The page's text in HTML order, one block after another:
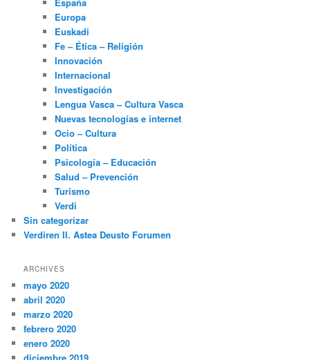
Europa
Euskadi
Fe – Ética – Religión
Innovación
Internacional
Investigación
Lengua Vasca – Cultura Vasca
Nuevas tecnologías e internet
Ocio – Cultura
Política
Psicología – Educación
Salud – Prevención
Turismo
Verdi
Sin categorizar
Verdiren II. Astea Deusto Forumen
ARCHIVES
mayo 2020
abril 2020
marzo 2020
febrero 2020
enero 2020